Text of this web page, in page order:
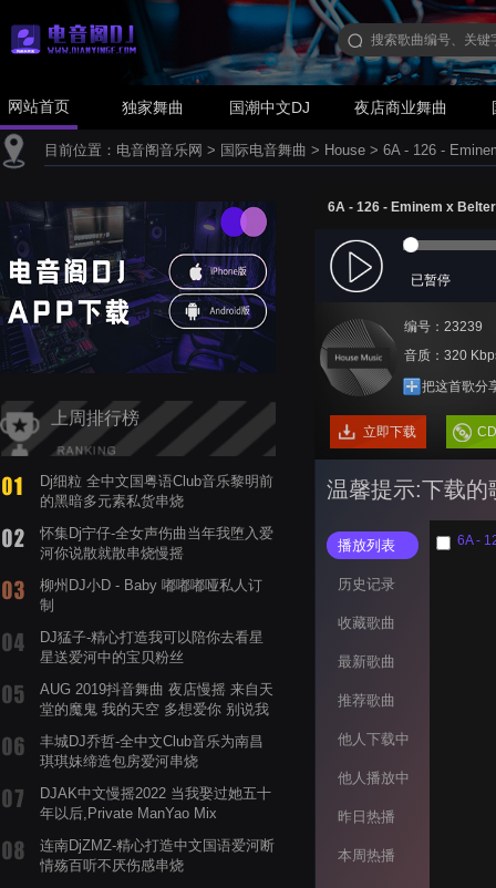
网站首页 独家舞曲 国潮中文DJ 夜店商业舞曲
目前位置： 电音阁音乐网 > 国际电音舞曲 > House > 6A - 126 -
上周排行榜
Dj细粒 全中文国粤语Club音乐黎明前
的黑暗多元素私货串烧
怀集Dj宁仔-全女声伤曲当年我堕入爱
河你说散就散串烧慢摇
柳州DJ小D - Baby 嘟嘟嘟哑私人订
制
DJ猛子-精心打造我可以陪你去看星
星送爱河中的宝贝粉丝
AUG 2019抖音舞曲 夜店慢摇 来自天
堂的魔鬼 我的天空 多想爱你 别说我
丰城DJ乔哲-全中文Club音乐为南昌
琪琪妹缔造包房爱河串烧
DJAK中文慢摇2022 当我娶过她五十
年以后,Private ManYao Mix
连南DjZMZ-精心打造中文国语爱河断
情殇百听不厌伤感串烧
已暂停
编号：23239
音质：320
把这首歌分
立即下载
温馨提示:下载的
播放列表
历史记录
收藏歌曲
最新歌曲
推荐歌曲
他人下载中
他人播放中
昨日热播
本周热播